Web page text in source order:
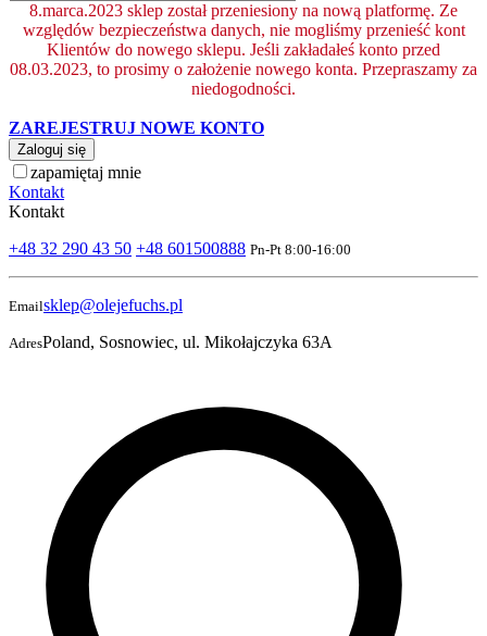
8.marca.2023 sklep został przeniesiony na nową platformę. Ze
względów bezpieczeństwa danych, nie mogliśmy przenieść kont
Klientów do nowego sklepu. Jeśli zakładałeś konto przed
08.03.2023, to prosimy o założenie nowego konta. Przepraszamy za
niedogodności.
ZAREJESTRUJ NOWE KONTO
Zaloguj się
zapamiętaj mnie
Kontakt
Kontakt
+48 32 290 43 50 +48 601500888 Pn-Pt 8:00-16:00
Emailsklep@olejefuchs.pl
AdresPoland, Sosnowiec, ul. Mikołajczyka 63A